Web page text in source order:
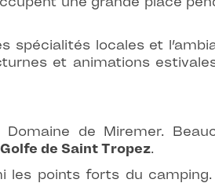
spécialités locales et
et animations
de Miremer.
Golfe de Saint Tropez.
les points forts du